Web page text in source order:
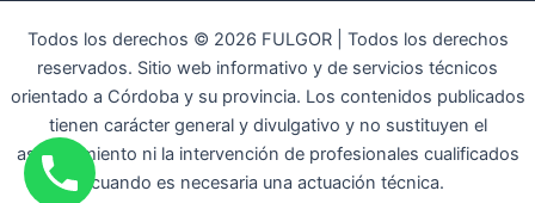
Todos los derechos © 2026 FULGOR | Todos los derechos
reservados. Sitio web informativo y de servicios técnicos
orientado a Córdoba y su provincia. Los contenidos publicados
tienen carácter general y divulgativo y no sustituyen el
asesoramiento ni la intervención de profesionales cualificados
cuando es necesaria una actuación técnica.